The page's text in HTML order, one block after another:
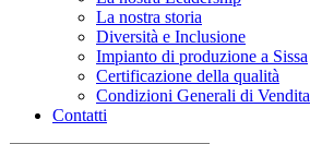
La nostra storia
Diversità e Inclusione
Impianto di produzione a Sissa
Certificazione della qualità
Condizioni Generali di Vendita
Contatti